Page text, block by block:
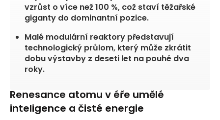
vzrůst o více než 100 %, což staví těžařské
giganty do dominantní pozice.
Malé modulární reaktory představují
technologický průlom, který může zkrátit
dobu výstavby z deseti let na pouhé dva
roky.
Renesance atomu v éře umělé
inteligence a čisté energie